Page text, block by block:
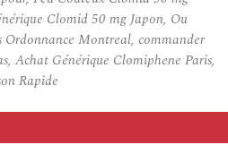
Clomid 50 mg Japon, Ou
Montreal, commander
Achat Générique Clomiphene Paris,
Rapide